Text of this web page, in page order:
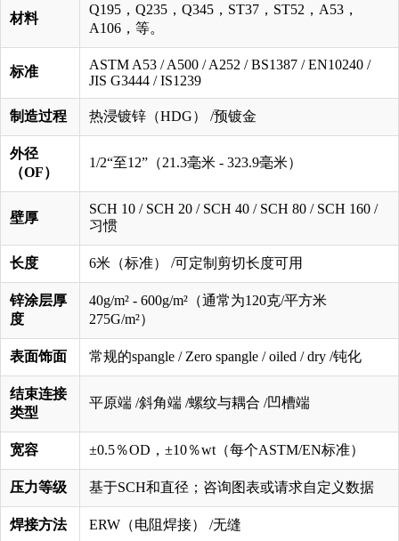
材料
Q195，Q235，Q345，ST37，ST52，A53，
A106，等。
标准
ASTM A53 / A500 / A252 / BS1387 / EN10240 /
JIS G3444 / IS1239
制造过程 热浸镀锌（HDG） /预镀金
外径
（OF）
1/2“至12”（21.3毫米 - 323.9毫米）
壁厚
SCH 10 / SCH 20 / SCH 40 / SCH 80 / SCH 160 /
习惯
长度 6米（标准） /可定制剪切长度可用
锌涂层厚
度
40g/m² - 600g/m²（通常为120克/平方米
275G/m²）
表面饰面 常规的spangle / Zero spangle / oiled / dry /钝化
结束连接
类型
平原端 /斜角端 /螺纹与耦合 /凹槽端
宽容 ±0.5％OD，±10％wt（每个ASTM/EN标准）
压力等级 基于SCH和直径；咨询图表或请求自定义数据
焊接方法 ERW（电阻焊接） /无缝